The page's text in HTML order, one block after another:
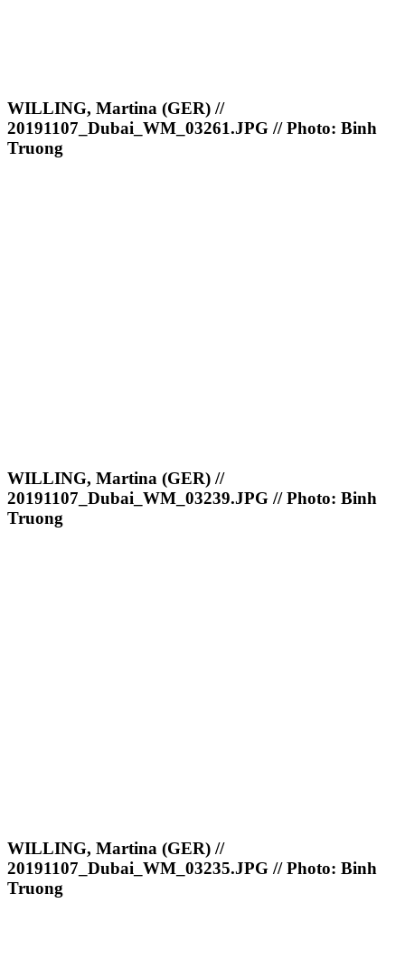
WILLING, Martina (GER) //
20191107_Dubai_WM_03261.JPG // Photo: Binh
Truong
WILLING, Martina (GER) //
20191107_Dubai_WM_03239.JPG // Photo: Binh
Truong
WILLING, Martina (GER) //
20191107_Dubai_WM_03235.JPG // Photo: Binh
Truong